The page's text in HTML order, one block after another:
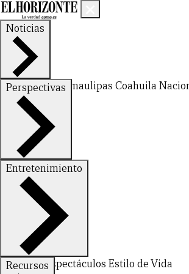
Noticias
Nuevo LeónTamaulipas Coahuila
Perspectivas
FinanzasOpinión
Entretenimiento
DeportesEspectáculos Estilo de Vida
Recursos
CERRAR